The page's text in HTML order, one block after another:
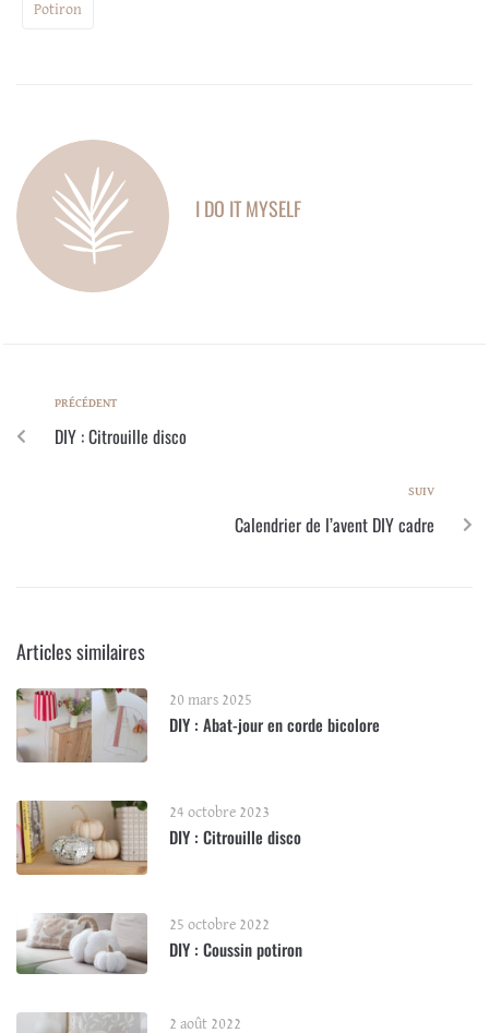
Potiron
I DO IT MYSELF
PRÉCÉDENT
DIY : Citrouille disco
SUIV
Calendrier de l’avent DIY cadre
Articles similaires
20 mars 2025
DIY : Abat-jour en corde bicolore
24 octobre 2023
DIY : Citrouille disco
25 octobre 2022
DIY : Coussin potiron
2 août 2022